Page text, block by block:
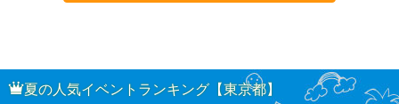
夏の人気イベントランキング【東京都】